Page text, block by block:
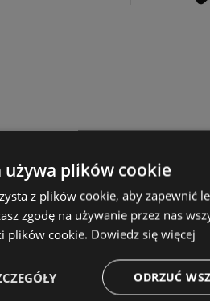
używa plików cookie
z plików cookie, aby zapewnić
zgodę na używanie przez nas
plików cookie. Dowiedz się więcej
ODRZUĆ